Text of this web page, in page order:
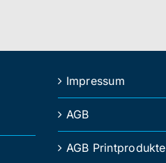
Impressum
AGB
AGB Printprodukte